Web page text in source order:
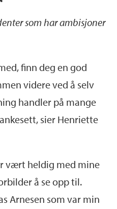
som har ambisjoner
finn deg en god
videre ved å selv
handler på mange
sier Henriette
vært heldig med mine
å se opp til.
Arnesen som var min